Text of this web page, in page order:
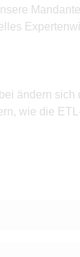
ändern
wie die